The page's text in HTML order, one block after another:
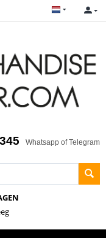
Whatsapp of Telegram